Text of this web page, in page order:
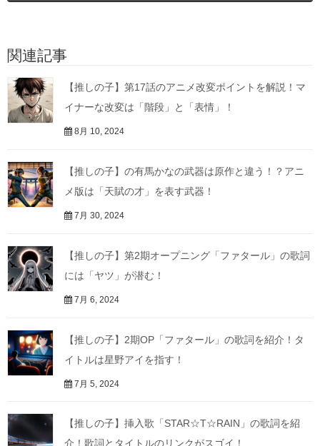
関連記事
【推しの子】第17話のアニメ改変ポイントを解説！マ
イナーな改変は「階段」と「表情」！
8月 10, 2024
【推しの子】の有馬かなの武器は原作と違う！？アニ
メ版は「天賦の才」を表す武器！
7月 30, 2024
【推しの子】第2期オープニング「ファタール」の歌詞
には「ヤツ」が潜む！
7月 6, 2024
【推しの子】2期OP「ファタール」の歌詞を紹介！タ
イトルは星野アイを指す！
7月 5, 2024
【推しの子】挿入歌「STAR☆T☆RAIN」の歌詞を紹
介！歌詞とタイトルのリンクがスゴイ！